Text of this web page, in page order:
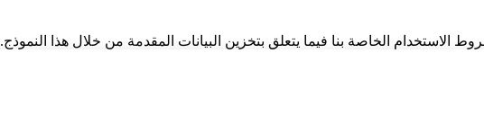
الخاصة بنا فيما يتعلق بتخزين البيانات المقدمة من خلال هذا النموذج.